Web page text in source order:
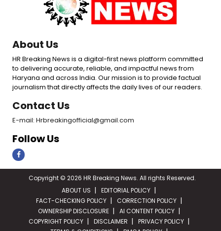
About Us
HR Breaking News is a digital-first news platform committed
to delivering accurate, reliable, and impactful news from
Haryana and across India. Our mission is to provide factual
journalism that directly affects the daily lives of our readers.
Contact Us
E-mail: Hrbreakingofficial@gmail.com
Follow Us
Copyright © 2026 HR Breaking News. All rights Reserved.
ABOUT US
EDITORIAL POLICY
FACT-CHECKING POLICY
CORRECTION POLICY
OWNERSHIP DISCLOSURE
AI CONTENT POLICY
COPYRIGHT POLICY
DISCLAIMER
PRIVACY POLICY